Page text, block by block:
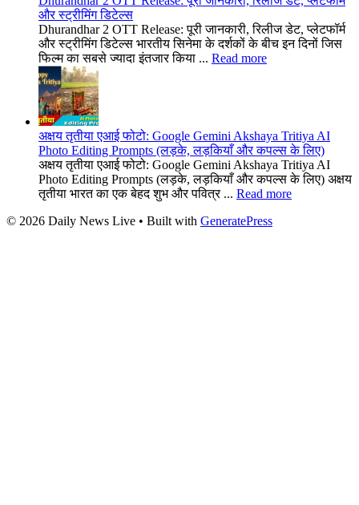
और स्ट्रीमिंग डिटेल्स
Dhurandhar 2 OTT Release: पूरी जानकारी, रिलीज डेट, प्लेटफॉर्म
और स्ट्रीमिंग डिटेल्स भारतीय सिनेमा के दर्शकों के बीच इन दिनों जिस
फिल्म का सबसे ज्यादा इंतजार किया ... Read more
अक्षय तृतीया एआई फोटो: Google Gemini Akshaya Tritiya AI
Photo Editing Prompts (लड़के, लड़कियाँ और कपल्स के लिए)
अक्षय तृतीया एआई फोटो: Google Gemini Akshaya Tritiya AI
Photo Editing Prompts (लड़के, लड़कियाँ और कपल्स के लिए) अक्षय
तृतीया भारत का एक बेहद शुभ और पवित्र ... Read more
© 2026 Daily News Live • Built with GeneratePress